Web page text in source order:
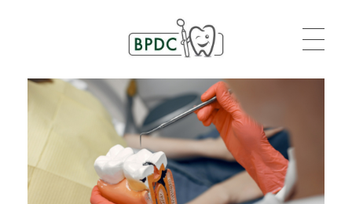
BPDC